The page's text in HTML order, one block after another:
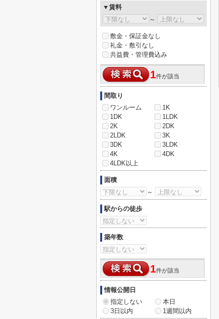
▼賃料
～
敷金・保証金なし
礼金・敷引なし
共益費・管理費込み
1件が該当
間取り
ワンルーム
1K
1DK
1LDK
2K
2DK
2LDK
3K
3DK
3LDK
4K
4DK
4LDK以上
面積
～
駅からの徒歩
築年数
1件が該当
情報公開日
指定しない
本日
3日以内
1週間以内